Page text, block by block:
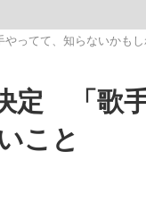
条の大罪』弁護士が明
ってて、知らないかもし
定 「歌
こと